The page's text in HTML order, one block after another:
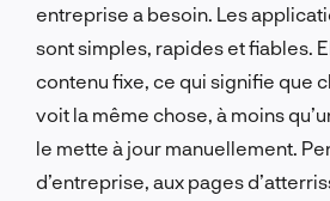
entreprise a besoin. Les
sont simples, rapides et fiables.
contenu fixe, ce qui signifie que
voit la même chose, à moins
le mette à jour manuellement.
d’entreprise, aux pages